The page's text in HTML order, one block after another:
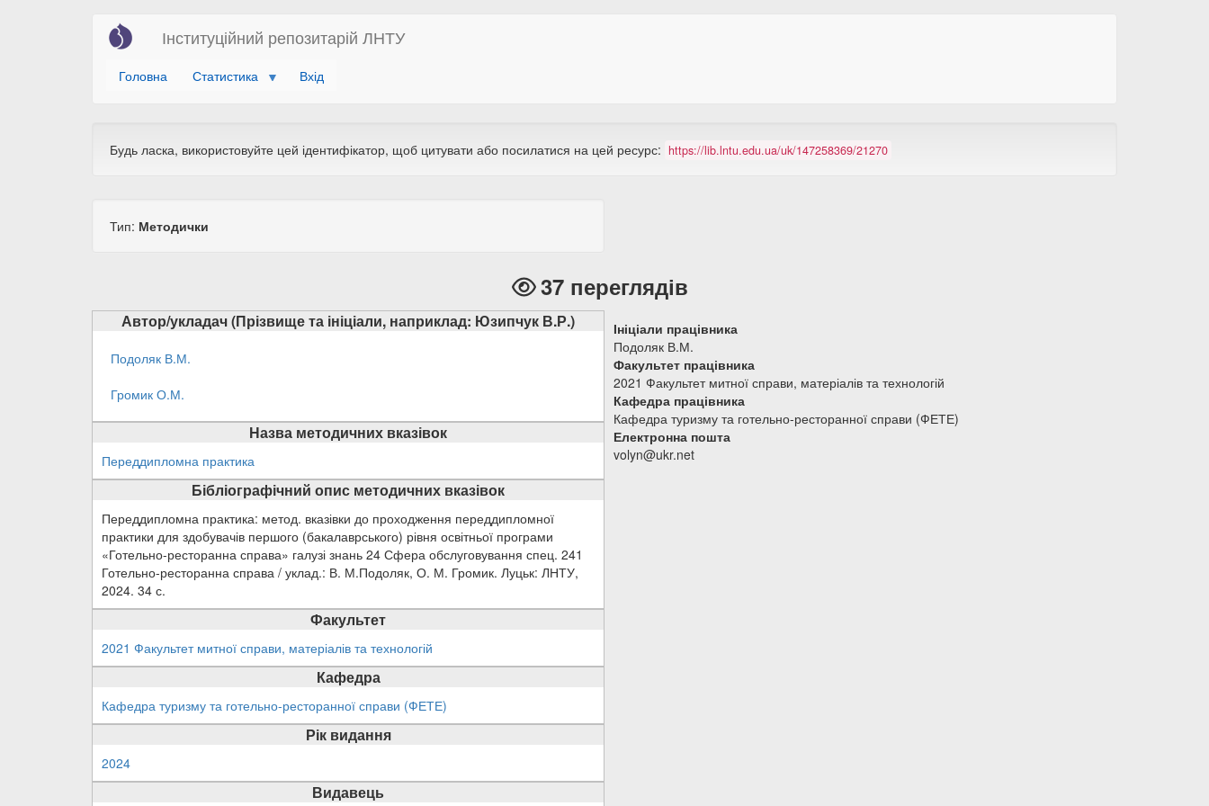
Інституційний репозитарій ЛНТУ
Головна Статистика Вхід
Будь ласка, використовуйте цей ідентифікатор, щоб цитувати або посилатися на цей ресурс: https://lib.lntu.edu.ua/uk/147258369/21270
Тип: Методички
37 переглядів
Автор/укладач (Прізвище та ініціали, наприклад: Юзипчук В.Р.)
Подоляк В.М.
Громик О.М.
Назва методичних вказівок
Переддипломна практика
Бібліографічний опис методичних вказівок
Переддипломна практика: метод. вказівки до проходження переддипломної
практики для здобувачів першого (бакалаврського) рівня освітньої програми
«Готельно-ресторанна справа» галузі знань 24 Сфера обслуговування спец. 241
Готельно-ресторанна справа / уклад.: В. М.Подоляк, О. М. Громик. Луцьк: ЛНТУ,
2024. 34 с.
Факультет
2021 Факультет митної справи, матеріалів та технологій
Кафедра
Кафедра туризму та готельно-ресторанної справи (ФЕТЕ)
Рік видання
2024
Видавець
Ініціали працівника
Подоляк В.М.
Факультет працівника
2021 Факультет митної справи, матеріалів та технологій
Кафедра працівника
Кафедра туризму та готельно-ресторанної справи (ФЕТЕ)
Електронна пошта
volyn@ukr.net